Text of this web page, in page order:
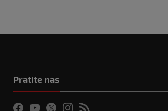
Pratite nas